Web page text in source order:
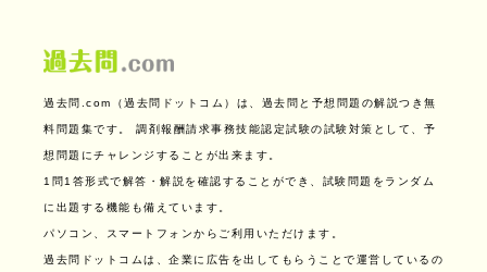
過去問.com（過去問ドットコム）は、過去問と予想問題の解説つき無
料問題集です。 調剤報酬請求事務技能認定試験の試験対策として、予
想問題にチャレンジすることが出来ます。
1問1答形式で解答・解説を確認することができ、試験問題をランダム
に出題する機能も備えています。
パソコン、スマートフォンからご利用いただけます。
過去問ドットコムは、企業に広告を出してもらうことで運営しているの